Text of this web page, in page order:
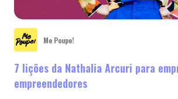
Me Poupe!
7 lições da Nathalia Arcuri para
empreendedores